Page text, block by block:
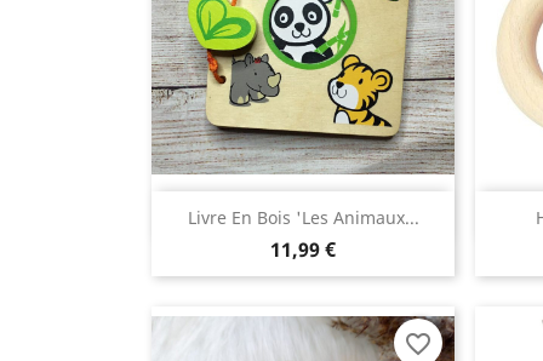
Livre En Bois 'les Animaux...
11,99 €
Aperçu rapide
favorite_border